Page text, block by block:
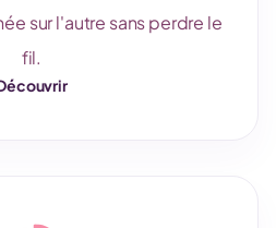
sur l'autre sans perdre le
fil.